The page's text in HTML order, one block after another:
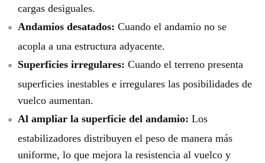
cargas desiguales.
Andamios desatados: Cuando el andamio no se
acopla a una estructura adyacente.
Superficies irregulares: Cuando el terreno presenta
superficies inestables e irregulares las posibilidades de
vuelco aumentan.
Al ampliar la superficie del andamio: Los
estabilizadores distribuyen el peso de manera más
uniforme, lo que mejora la resistencia al vuelco y